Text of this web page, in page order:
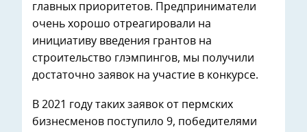
главных приоритетов. Предприниматели
очень хорошо отреагировали на
инициативу введения грантов на
строительство глэмпингов, мы получили
достаточно заявок на участие в конкурсе.
В 2021 году таких заявок от пермских
бизнесменов поступило 9, победителями